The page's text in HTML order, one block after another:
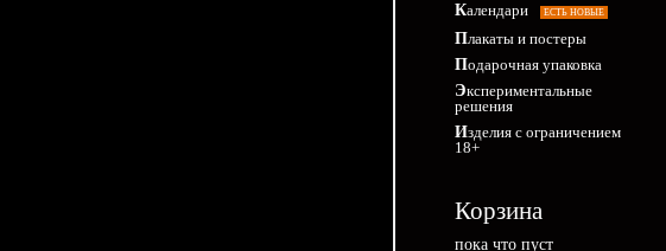
Календари
ЕСТЬ НОВЫЕ
Плакаты и постеры
Подарочная упаковка
Экспериментальные
решения
Изделия с ограничением
18+
Корзина
пока что пуст